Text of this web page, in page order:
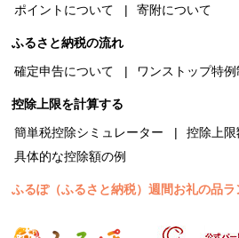
ポイントについて
寄附について
ふるさと納税の流れ
確定申告について
ワンストップ特
控除上限を計算する
簡単税控除シミュレーター
控除上
具体的な控除額の例
ふるぽ（ふるさと納税）週間お礼の品